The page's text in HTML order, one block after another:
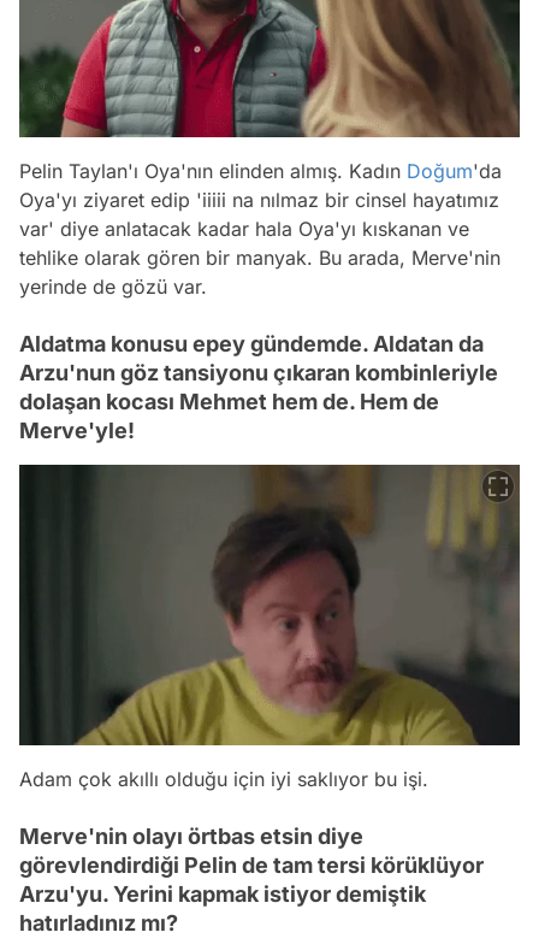
Pelin Taylan'ı Oya'nın elinden almış. Kadın Doğum'da
Oya'yı ziyaret edip 'iiiii na nılmaz bir cinsel hayatımız
var' diye anlatacak kadar hala Oya'yı kıskanan ve
tehlike olarak gören bir manyak. Bu arada, Merve'nin
yerinde de gözü var.
Aldatma konusu epey gündemde. Aldatan da
Arzu'nun göz tansiyonu çıkaran kombinleriyle
dolaşan kocası Mehmet hem de. Hem de
Merve'yle!
Adam çok akıllı olduğu için iyi saklıyor bu işi.
Merve'nin olayı örtbas etsin diye
görevlendirdiği Pelin de tam tersi körüklüyor
Arzu'yu. Yerini kapmak istiyor demiştik
hatırladınız mı?